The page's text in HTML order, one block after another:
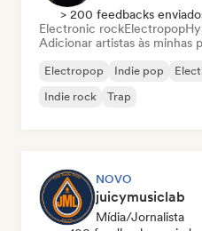
> 200 feedbacks
Electronic rockElectropop
Adicionar artistas às minhas
Electropop Indie pop
Indie rock
Trap
NOVO
juicymusiclab
Mídia/Jornalista